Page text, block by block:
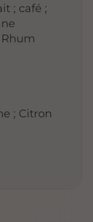
; café ;
; Citron